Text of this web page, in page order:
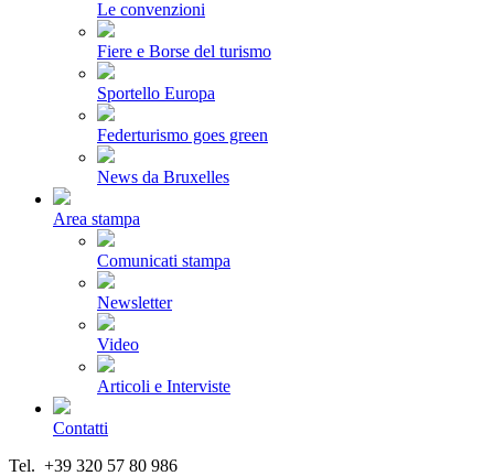
Le convenzioni
Fiere e Borse del turismo
Sportello Europa
Federturismo goes green
News da Bruxelles
Area stampa
Comunicati stampa
Newsletter
Video
Articoli e Interviste
Contatti
Tel. +39 320 57 80 986